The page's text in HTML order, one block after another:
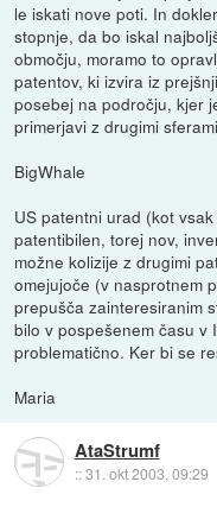
le iskati nove poti. In
stopnje, da bo iskal
območju, moramo to
patentov, ki izvira iz
posebej na področju, kjer
primerjavi z drugimi
BigWhale
US patentni urad (kot
patentibilen, torej nov,
možne kolizije z drugimi
omejujoče (v nasprotnem
prepušča zainteresiranim
bilo v pospešenem času v
problematično. Ker bi se
Maria
AtaStrumf
::31. okt 2003, 09:29